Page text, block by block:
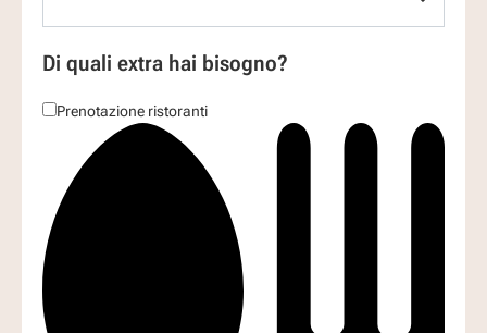
Prenotazione ristoranti
Di quali extra hai bisogno?